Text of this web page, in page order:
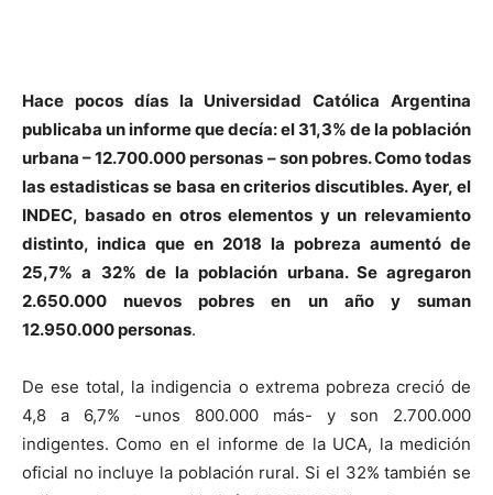
Hace pocos días la Universidad Católica Argentina
publicaba un informe que decía: el 31,3% de la población
urbana – 12.700.000 personas – son pobres. Como todas
las estadisticas se basa en criterios discutibles. Ayer, el
INDEC, basado en otros elementos y un relevamiento
distinto, indica que en 2018 la pobreza aumentó de
25,7% a 32% de la población urbana. Se agregaron
2.650.000 nuevos pobres en un año y suman
12.950.000 personas.
De ese total, la indigencia o extrema pobreza creció de
4,8 a 6,7% -unos 800.000 más- y son 2.700.000
indigentes. Como en el informe de la UCA, la medición
oficial no incluye la población rural. Si el 32% también se